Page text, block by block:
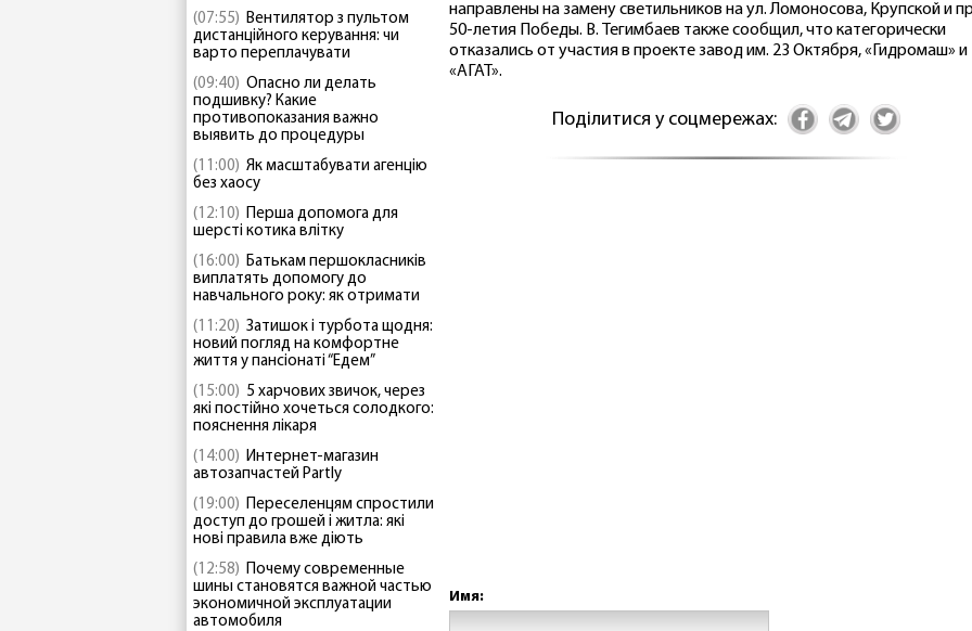
(07:55) Вентилятор з пультом
дистанційного керування: чи
варто переплачувати
(09:40) Опасно ли делать
подшивку? Какие
противопоказания важно
выявить до процедуры
(11:00) Як масштабувати агенцію
без хаосу
(12:10) Перша допомога для
шерсті котика влітку
(16:00) Батькам першокласників
виплатять допомогу до
навчального року: як отримати
(11:20) Затишок і турбота щодня:
новий погляд на комфортне
життя у пансіонаті “Едем”
(15:00) 5 харчових звичок, через
які постійно хочеться солодкого:
пояснення лікаря
(14:00) Интернет-магазин
автозапчастей Partly
(19:00) Переселенцям спростили
доступ до грошей і житла: які
нові правила вже діють
(12:58) Почему современные
шины становятся важной частью
экономичной эксплуатации
автомобиля
направлены на замену светильников на ул. Ломоносова, Крупской и
50-летия Победы. В. Тегимбаев также сообщил, что категорически
отказались от участия в проекте завод им. 23 Октября, «Гидромаш» и
«АГАТ».
Поділитися у соцмережах:
Имя: